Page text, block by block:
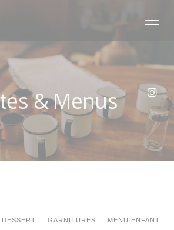
& Menus
DESSERT GARNITURES MENU ENFANT